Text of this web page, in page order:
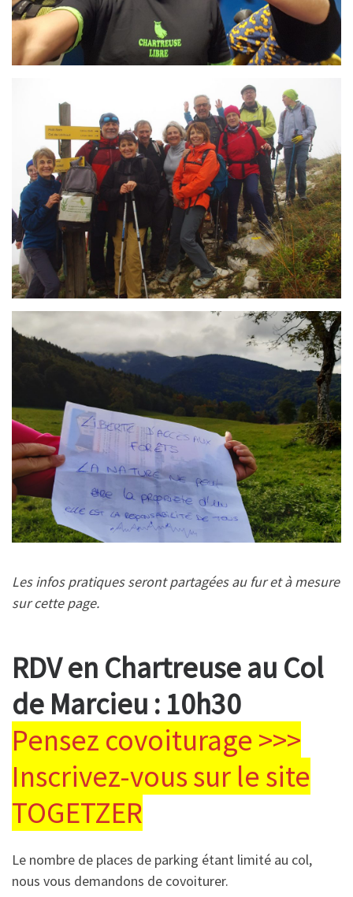
Les infos pratiques seront partagées au fur et à mesure
sur cette page.
RDV en Chartreuse au Col
de Marcieu : 10h30
Pensez covoiturage >>>
Inscrivez-vous sur le site
TOGETZER
Le nombre de places de parking étant limité au col,
nous vous demandons de covoiturer.